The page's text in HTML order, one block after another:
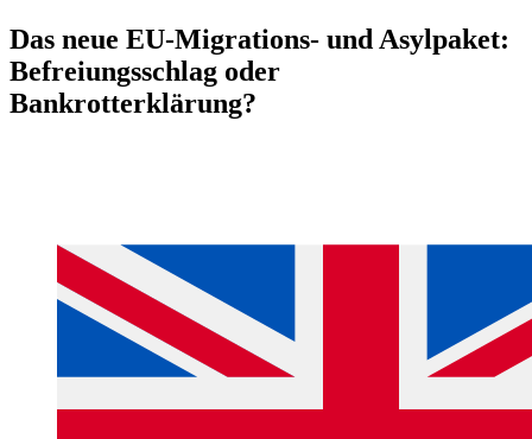
Das neue EU-Migrations- und Asylpaket:
Befreiungsschlag oder
Bankrotterklärung?